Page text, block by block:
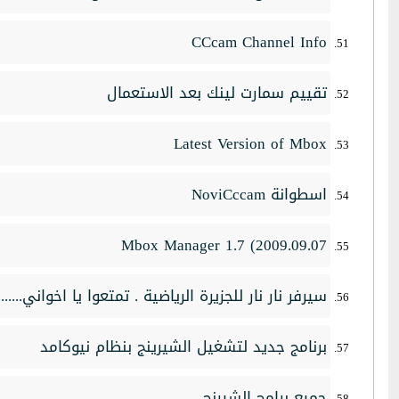
CCcam Channel Info
تقييم سمارت لينك بعد الاستعمال
Latest Version of Mbox
اسطوانة NoviCccam
Mbox Manager 1.7 (2009.09.07
سيرفر نار نار للجزيرة الرياضية . تمتعوا يا
برنامج جديد لتشغيل الشيرينج بنظام نيوكامد